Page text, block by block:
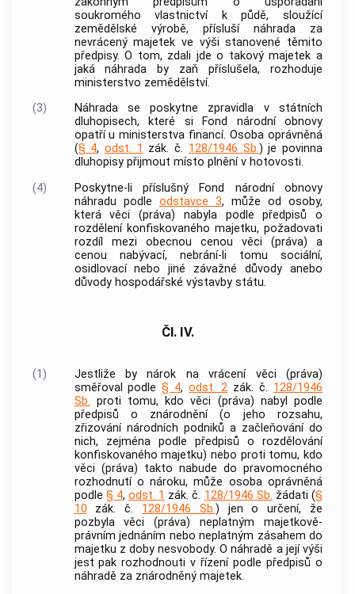
soukromého vlastnictví k půdě, sloužící
zemědělské výrobě, přísluší náhrada za
nevrácený majetek ve výši stanovené těmito
předpisy. O tom, zdali jde o takový majetek a
jaká náhrada by zaň příslušela, rozhoduje
ministerstvo zemědělství.
(3)
Náhrada se poskytne zpravidla v státních
dluhopisech, které si Fond národní obnovy
opatří u ministerstva financí. Osoba oprávněná
(§ 4, odst. 1 zák. č. 128/1946 Sb.) je povinna
dluhopisy přijmout místo plnění v hotovosti.
(4)
Poskytne-li příslušný Fond národní obnovy
náhradu podle odstavce 3, může od osoby,
která věci (práva) nabyla podle předpisů o
rozdělení konfiskovaného majetku, požadovati
rozdíl mezi obecnou cenou věci (práva) a
cenou nabývací, nebrání-li tomu sociální,
osidlovací nebo jiné závažné důvody anebo
důvody hospodářské výstavby státu.
Čl. IV.
(1)
Jestliže by nárok na vrácení věci (práva)
směřoval podle§ 4,odst. 2 zák. č. 128/1946
Sb. proti tomu, kdo věci (práva) nabyl podle
předpisů o znárodnění (o jeho rozsahu,
zřizování národních podniků a začleňování do
nich, zejména podle předpisů o rozdělování
konfiskovaného majetku) nebo proti tomu, kdo
věci (práva) takto nabude do pravomocného
rozhodnutí o nároku, může osoba oprávněná
podle § 4, odst. 1 zák. č. 128/1946 Sb. žádati (§
10 zák. č. 128/1946 Sb.) jen o určení, že
pozbyla věci (práva) neplatným majetkově-
právním jednáním nebo neplatným zásahem do
majetku z doby nesvobody. O náhradě a její výši
jest pak rozhodnouti v řízení podle předpisů o
náhradě za znárodněný majetek.